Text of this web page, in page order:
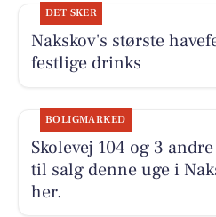
DET SKER
Nakskov's største
festlige drinks
BOLIGMARKED
Skolevej 104 og 3
til salg denne uge i
her.